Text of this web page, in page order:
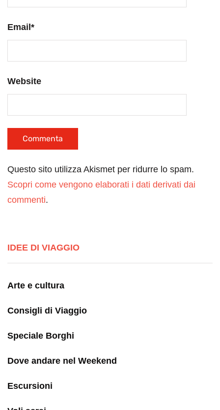
Email*
Website
Questo sito utilizza Akismet per ridurre lo spam.
Scopri come vengono elaborati i dati derivati dai
commenti.
IDEE DI VIAGGIO
Arte e cultura
Consigli di Viaggio
Speciale Borghi
Dove andare nel Weekend
Escursioni